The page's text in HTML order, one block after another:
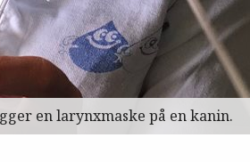
en larynxmaske på en kanin.